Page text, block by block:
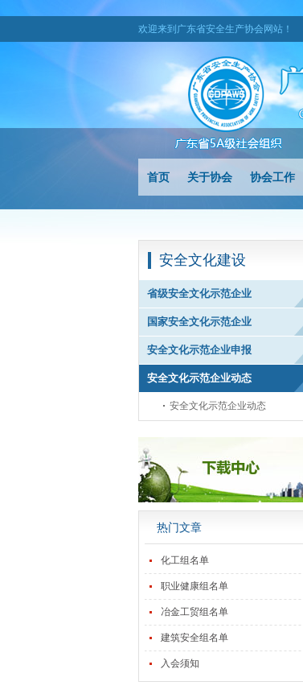
欢迎来到广东省安全生产协会网站！
首页 关于协会 协会工作
安全文化建设
省级安全文化示范企业
国家安全文化示范企业
安全文化示范企业申报
安全文化示范企业动态
安全文化示范企业动态
热门文章
化工组名单
职业健康组名单
冶金工贸组名单
建筑安全组名单
入会须知